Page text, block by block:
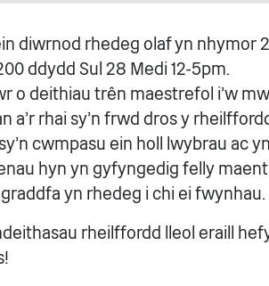
diwrnod rhedeg olaf yn nhymor
ddydd Sul 28 Medi 12-5pm.
o deithiau trên maestrefol i'w
a'r rhai sy'n frwd dros y
cwmpasu ein holl lwybrau ac
hyn yn gyfyngedig felly
yn rhedeg i chi ei fwynhau.
rheilffordd lleol eraill